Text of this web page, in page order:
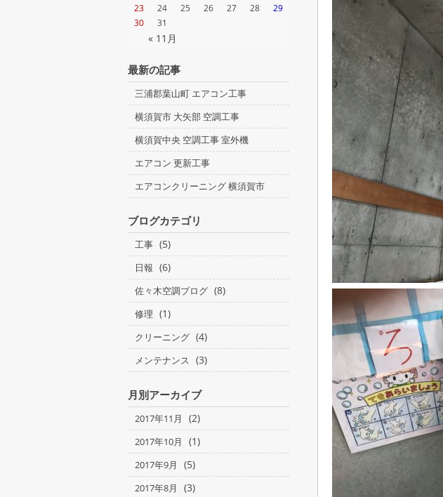
« 11月
23
24 25 26 27 28
29
30
31
最新の記事
三浦郡葉山町 エアコン工事
横須賀市 大矢部 空調工事
横須賀中央 空調工事 室外機
エアコン 更新工事
エアコンクリーニング 横須賀市
ブログカテゴリ
工事 (5)
日報 (6)
佐々木空調ブログ (8)
修理 (1)
クリーニング (4)
メンテナンス (3)
月別アーカイブ
2017年11月 (2)
2017年10月 (1)
2017年9月 (5)
2017年8月 (3)